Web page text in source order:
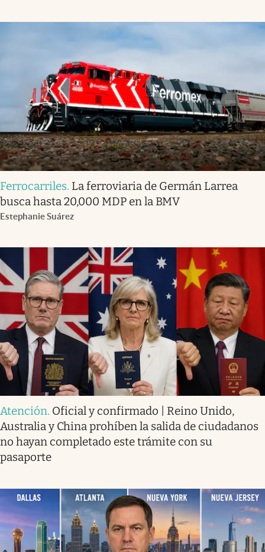
Ferrocarriles. La ferroviaria de Germán Larrea
busca hasta 20,000 MDP en la BMV
Estephanie Suárez
Atención. Oficial y confirmado | Reino Unido,
Australia y China prohíben la salida de ciudadanos
no hayan completado este trámite con su
pasaporte